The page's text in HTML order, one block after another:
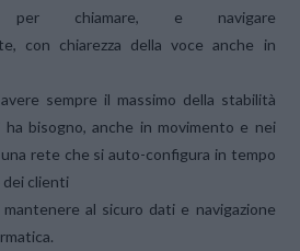
per chiamare, e navigare
con chiarezza della voce anche in
sempre il massimo della stabilità
bisogno, anche in movimento e nei
rete che si auto-configura in tempo
dei clienti
al sicuro dati e navigazione